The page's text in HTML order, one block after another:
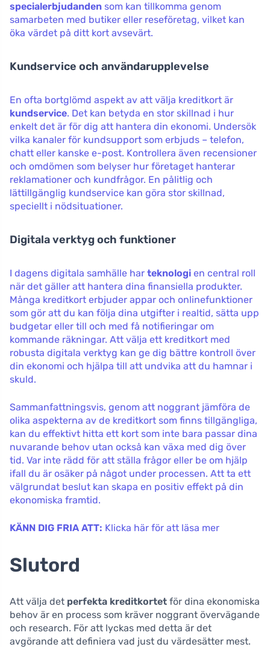
specialerbjudanden som kan tillkomma genom
samarbeten med butiker eller reseföretag, vilket kan
öka värdet på ditt kort avsevärt.
Kundservice och användarupplevelse
En ofta bortglömd aspekt av att välja kreditkort är
kundservice. Det kan betyda en stor skillnad i hur
enkelt det är för dig att hantera din ekonomi. Undersök
vilka kanaler för kundsupport som erbjuds – telefon,
chatt eller kanske e-post. Kontrollera även recensioner
och omdömen som belyser hur företaget hanterar
reklamationer och kundfrågor. En pålitlig och
lättillgänglig kundservice kan göra stor skillnad,
speciellt i nödsituationer.
Digitala verktyg och funktioner
I dagens digitala samhälle har teknologi en central roll
när det gäller att hantera dina finansiella produkter.
Många kreditkort erbjuder appar och onlinefunktioner
som gör att du kan följa dina utgifter i realtid, sätta upp
budgetar eller till och med få notifieringar om
kommande räkningar. Att välja ett kreditkort med
robusta digitala verktyg kan ge dig bättre kontroll över
din ekonomi och hjälpa till att undvika att du hamnar i
skuld.
Sammanfattningsvis, genom att noggrant jämföra de
olika aspekterna av de kreditkort som finns tillgängliga,
kan du effektivt hitta ett kort som inte bara passar dina
nuvarande behov utan också kan växa med dig över
tid. Var inte rädd för att ställa frågor eller be om hjälp
ifall du är osäker på något under processen. Att ta ett
välgrundat beslut kan skapa en positiv effekt på din
ekonomiska framtid.
KÄNN DIG FRIA ATT: Klicka här för att läsa mer
Slutord
Att välja det perfekta kreditkortet för dina ekonomiska
behov är en process som kräver noggrant övervägande
och research. För att lyckas med detta är det
avgörande att definiera vad just du värdesätter mest.